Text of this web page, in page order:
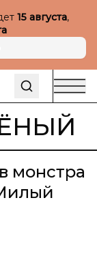
15 августа,
монстра